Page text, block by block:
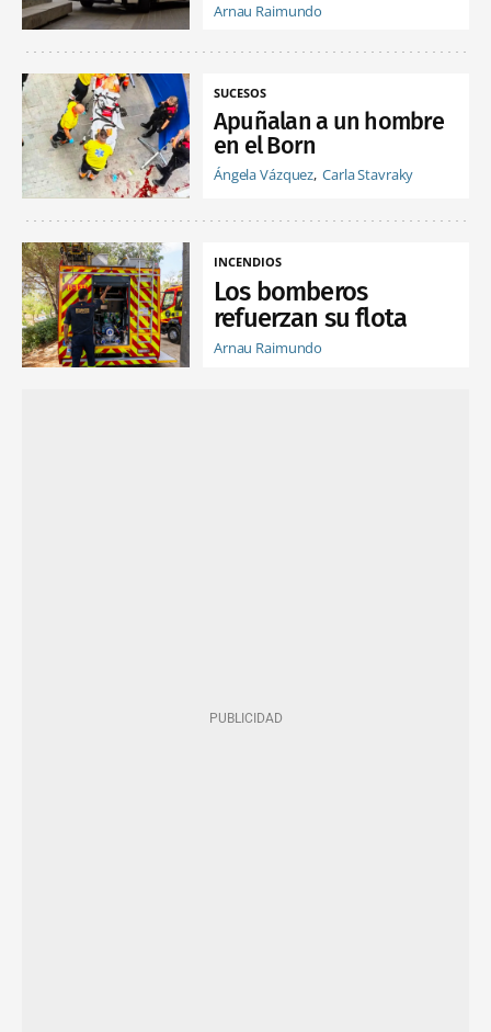
Arnau Raimundo
SUCESOS
Apuñalan a un hombre
en el Born
Ángela Vázquez Carla Stavraky
INCENDIOS
Los bomberos
refuerzan su flota
Arnau Raimundo